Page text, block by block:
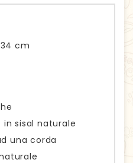
cm
sisal naturale
una corda